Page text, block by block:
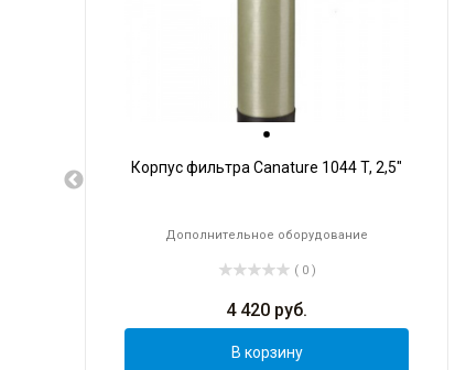
Корпус фильтра Canature 1044 T, 2,5"
Дополнительное оборудование
( 0 )
4 420 руб.
В корзину